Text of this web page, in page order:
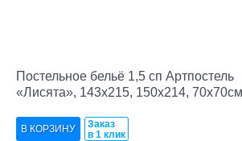
Постельное бельё 1,5 сп Артпостель
«Лисята», 143х215, 150х214,
Заказ
в 1 клик